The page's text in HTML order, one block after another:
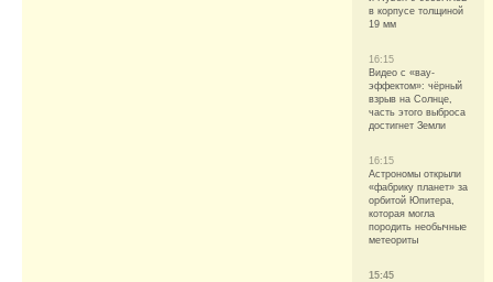
в корпусе толщиной
19 мм
16:15
Видео с «вау-
эффектом»: чёрный
взрыв на Солнце,
часть этого выброса
достигнет Земли
16:15
Астрономы открыли
«фабрику планет» за
орбитой Юпитера,
которая могла
породить необычные
метеориты
15:45